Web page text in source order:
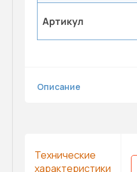
Артикул
Описание
Технические
характеристики